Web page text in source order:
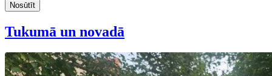
Nosūtīt
Tukumā un novadā